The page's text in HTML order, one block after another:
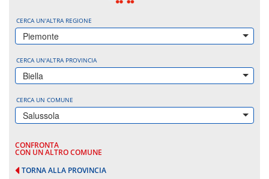
CERCA UN'ALTRA REGIONE
Piemonte
CERCA UN'ALTRA PROVINCIA
Biella
CERCA UN COMUNE
Salussola
CONFRONTA
CON UN ALTRO COMUNE
TORNA ALLA PROVINCIA